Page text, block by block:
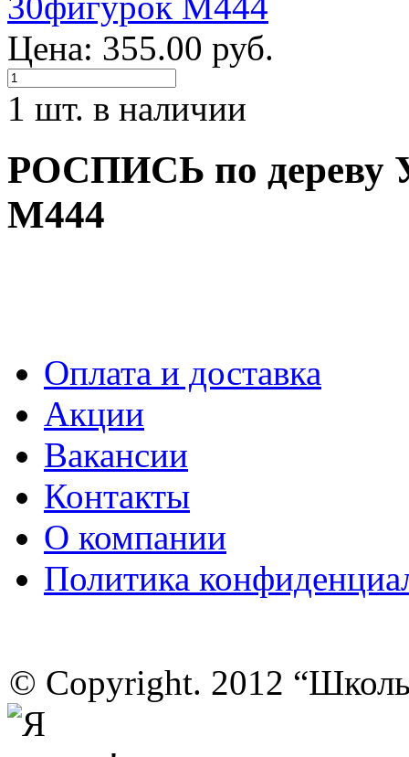
Цена: 355.00 руб.
1 шт. в наличии
РОСПИСЬ по дереву
М444
Оплата и доставка
Акции
Вакансии
Контакты
О компании
Политика
© Copyright. 2012